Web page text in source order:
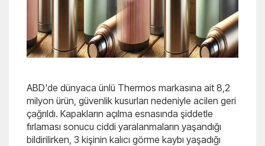
ABD'de dünyaca ünlü Thermos markasına ait 8,2
milyon ürün, güvenlik kusurları nedeniyle acilen geri
çağrıldı. Kapakların açılma esnasında şiddetle
fırlaması sonucu ciddi yaralanmaların yaşandığı
bildirilirken, 3 kişinin kalıcı görme kaybı yaşadığı